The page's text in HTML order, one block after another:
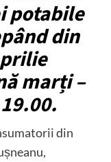
potabile
din
marți –
din